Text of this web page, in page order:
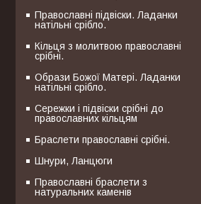
Православні підвіски. Ладанки
натільні срібло.
Кільця з молитвою православні
срібні.
Образи Божої Матері. Ладанки
натільні срібло.
Сережки і підвіски срібні до
православних кільцям
Браслети православні срібні.
Шнури, Ланцюги
Православні браслети з
натуральних каменів